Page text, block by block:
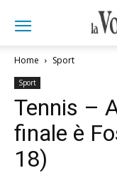
Home Sport
Sport
Tennis –
finale è
18)